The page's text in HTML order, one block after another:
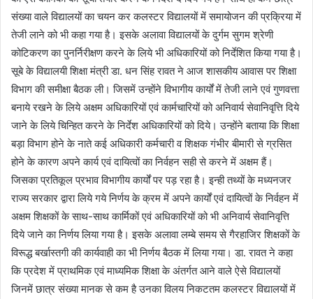
संख्या वाले विद्यालयों का चयन कर कलस्टर विद्यालयों में समायोजन की प्रक्रिया में
तेजी लाने को भी कहा गया है। इसके अलावा विद्यालयों के दुर्गम सुगम श्रेणी
कोटिकरण का पुनर्निरीक्षण करने के लिये भी अधिकारियों को निर्देशित किया गया है।
सूबे के विद्यालयी शिक्षा मंत्री डा. धन सिंह रावत ने आज शासकीय आवास पर शिक्षा
विभाग की समीक्षा बैठक ली। जिसमें उन्होंने विभागीय कार्यों में तेजी लाने एवं गुणवत्ता
बनाये रखने के लिये अक्षम अधिकारियों एवं कार्मचारियों को अनिवार्य सेवानिवृत्ति दिये
जाने के लिये चिन्हित करने के निर्देश अधिकारियों को दिये। उन्होंने बताया कि शिक्षा
बड़ा विभाग होने के नाते कई अधिकारी कर्मचारी व शिक्षक गंभीर बीमारी से ग्रसित
होने के कारण अपने कार्य एवं दायित्वों का निर्वहन सही से करने में अक्षम हैं।
जिसका प्रतिकूल प्रभाव विभागीय कार्यों पर पड़ रहा है। इन्ही तथ्यों के मध्यनजर
राज्य सरकार द्वारा लिये गये निर्णय के क्रम में अपने कार्यों एवं दायित्वों के निर्वहन में
अक्षम शिक्षकों के साथ-साथ कार्मिकों एवं अधिकारियों को भी अनिवार्य सेवानिवृत्ति
दिये जाने का निर्णय लिया गया है। इसके अलावा लम्बे समय से गैरहाजिर शिक्षकों के
विरूद्ध बर्खास्तगी की कार्यवाही का भी निर्णय बैठक में लिया गया। डा. रावत ने कहा
कि प्रदेश में प्राथमिक एवं माध्यमिक शिक्षा के अंतर्गत आने वाले ऐसे विद्यालयों
जिनमें छात्र संख्या मानक से कम है उनका विलय निकटतम कलस्टर विद्यालयों में